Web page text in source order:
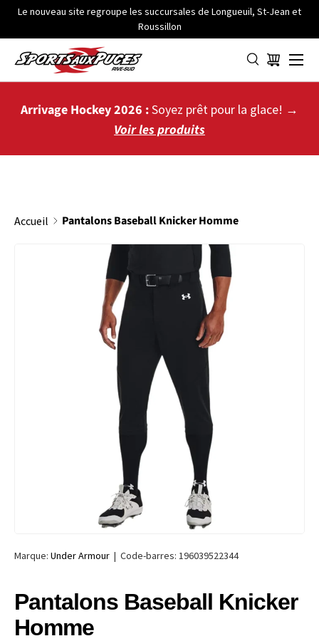
ALLER AU CONTENU
Le nouveau site regroupe les succursales de Longueuil, St-Jean et
Roussillon
Panier
Menu
Arrivage Hockey 2026 :Soyez prêt pour la glace! →
Voir les produits
Accueil Pantalons Baseball Knicker Homme
PASSER AUX INFORMATIONS PRODUITS
Marque: Under Armour | Code-barres: 196039522344
Pantalons Baseball Knicker
Homme